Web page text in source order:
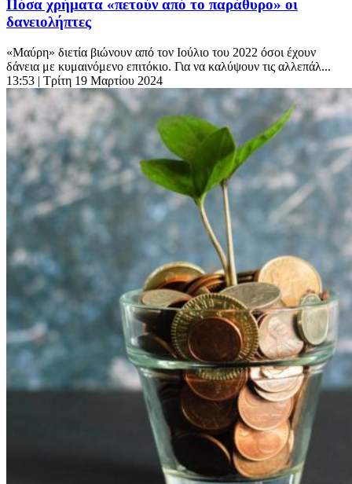
Πόσα χρήματα «πετούν από το παράθυρο» οι
δανειολήπτες
«Μαύρη» διετία βιώνουν από τον Ιούλιο του 2022 όσοι έχουν
δάνεια με κυμαινόμενο επιτόκιο. Για να καλύψουν τις αλλεπάλ...
13:53 | Τρίτη 19 Μαρτίου 2024